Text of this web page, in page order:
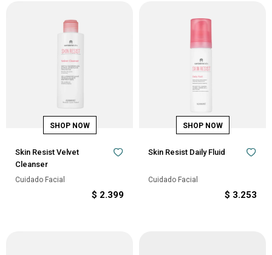
Skin Resist Velvet
Cleanser
Cuidado Facial
$ 2.399
Skin Resist Daily Fluid
Cuidado Facial
$ 3.253